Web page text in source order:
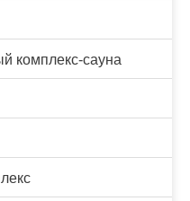
комплекс-сауна